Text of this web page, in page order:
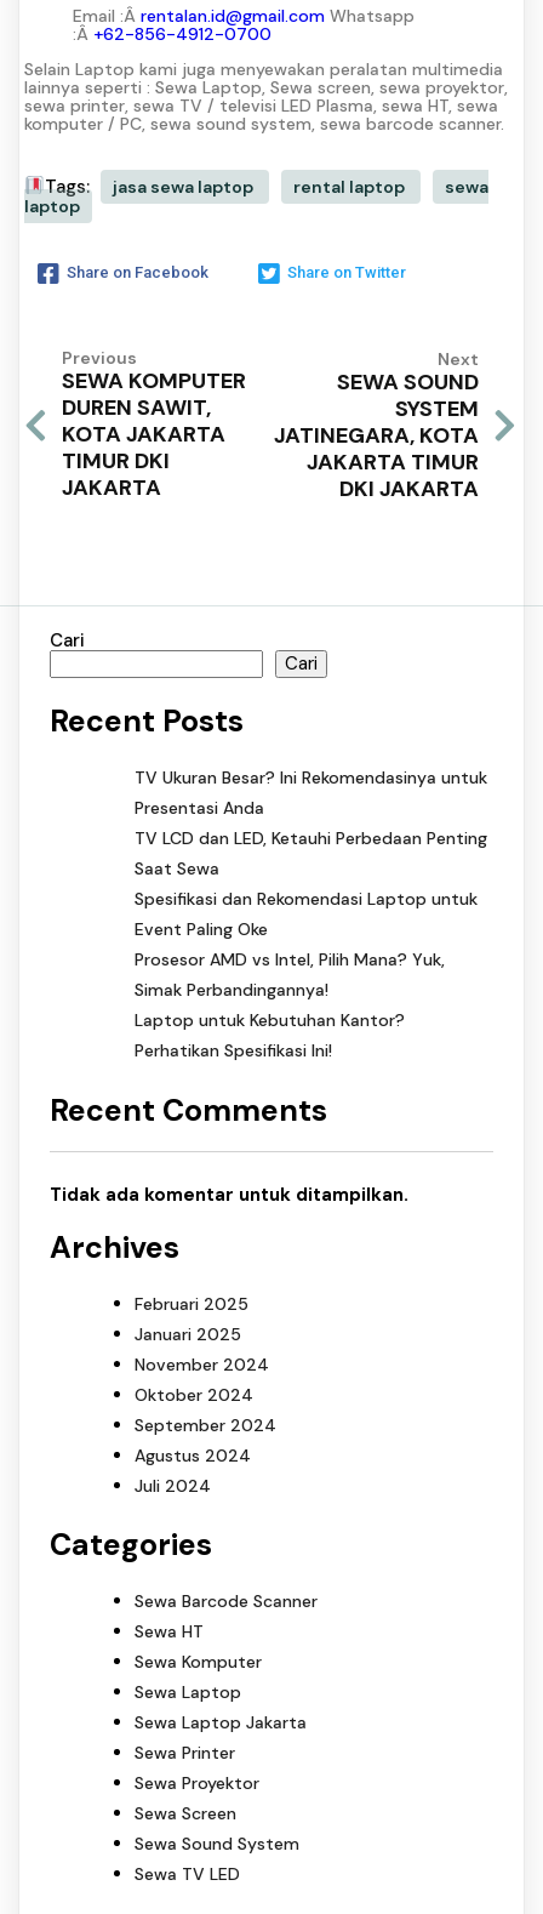
Email :Â rentalan.id@gmail.com Whatsapp
:Â +62-856-4912-0700
Selain Laptop kami juga menyewakan peralatan multimedia
lainnya seperti : Sewa Laptop, Sewa screen, sewa proyektor,
sewa printer, sewa TV / televisi LED Plasma, sewa HT, sewa
komputer / PC, sewa sound system, sewa barcode scanner.
Tags: jasa sewa laptop rental laptop
sewa
laptop
Share on Facebook Share on Twitter
Previous
SEWA KOMPUTER
DUREN SAWIT,
KOTA JAKARTA
TIMUR DKI
JAKARTA
Next
SEWA SOUND
SYSTEM
JATINEGARA, KOTA
JAKARTA TIMUR
DKI JAKARTA
Cari
Cari
Recent Posts
TV Ukuran Besar? Ini Rekomendasinya untuk
Presentasi Anda
TV LCD dan LED, Ketauhi Perbedaan Penting
Saat Sewa
Spesifikasi dan Rekomendasi Laptop untuk
Event Paling Oke
Prosesor AMD vs Intel, Pilih Mana? Yuk,
Simak Perbandingannya!
Laptop untuk Kebutuhan Kantor?
Perhatikan Spesifikasi Ini!
Recent Comments
Tidak ada komentar untuk ditampilkan.
Archives
Februari 2025
Januari 2025
November 2024
Oktober 2024
September 2024
Agustus 2024
Juli 2024
Categories
Sewa Barcode Scanner
Sewa HT
Sewa Komputer
Sewa Laptop
Sewa Laptop Jakarta
Sewa Printer
Sewa Proyektor
Sewa Screen
Sewa Sound System
Sewa TV LED